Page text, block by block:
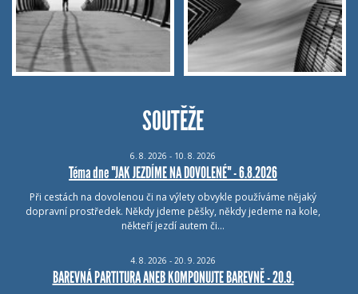
SOUTĚŽE
6. 8. 2026 - 10. 8. 2026
Téma dne "JAK JEZDÍME NA DOVOLENÉ" - 6.8.2026
Při cestách na dovolenou či na výlety obvykle používáme nějaký
dopravní prostředek. Někdy jdeme pěšky, někdy jedeme na kole,
někteří jezdí autem či…
4. 8. 2026 - 20. 9. 2026
BAREVNÁ PARTITURA ANEB KOMPONUJTE BAREVNĚ - 20.9.